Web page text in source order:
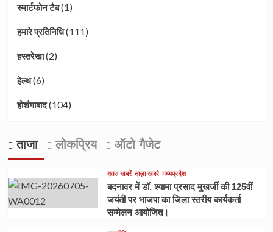
स्मार्टफोन टैब(1)
हमारे प्रतिनिधि(111)
हस्तरेखा(2)
हेल्थ(6)
होशंगाबाद(104)
ताजा लोकप्रिय ऑटो गैजेट
ख़ास खबरें ताज़ा खबरे मध्यप्रदेश
बदनावर में डॉ. श्यामा प्रसाद मुखर्जी की 125वीं
जयंती पर भाजपा का जिला स्तरीय कार्यकर्ता
सम्मेलन आयोजित।